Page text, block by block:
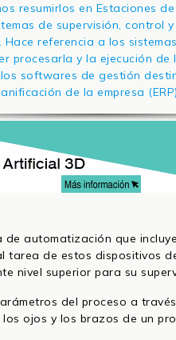
resumirlos en Estaciones
de supervisión, control
. Hace referencia a los
procesarla y la ejecución de
softwares de gestión
de la empresa
automatización que
tarea de estos dispositivos
nivel superior para su
del proceso a
ojos y los brazos de un